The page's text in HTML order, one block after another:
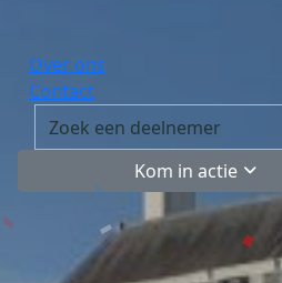
Over ons
Contact
Kom in actie